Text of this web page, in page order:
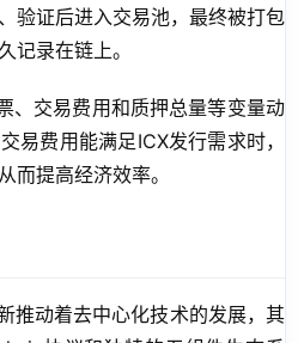
验证后进入交易池，最终被打包
记录在链上。
、交易费用和质押总量等变量动
易费用能满足ICX发行需求时，
而提高经济效率。
推动着去中心化技术的发展，其